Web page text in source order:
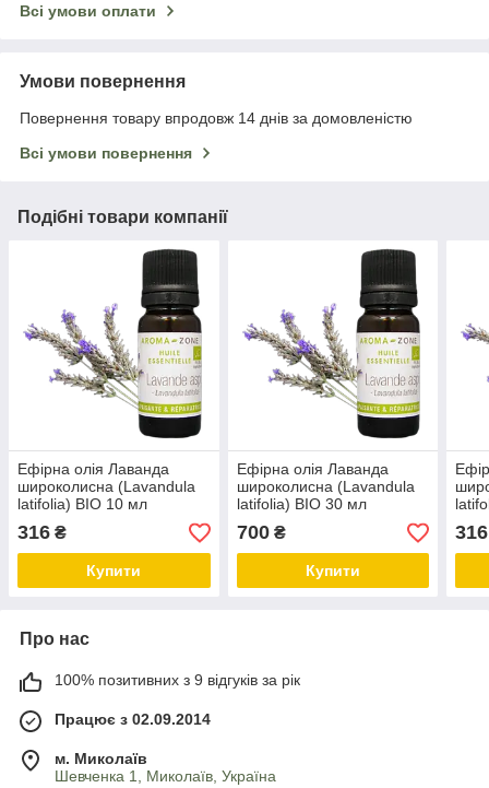
Всі умови оплати
Умови повернення
Повернення товару впродовж 14 днів за домовленістю
Всі умови повернення
Подібні товари компанії
Ефірна олія Лаванда
широколисна (Lavandula
latifolia) BIO 10 мл
316 ₴
Купити
Ефірна олія Лаванда
широколисна (Lavandula
latifolia) BIO 30 мл
700₴
Купити
316
Про нас
100% позитивних з 9 відгуків за рік
Працює з 02.09.2014
м. Миколаїв
Шевченка 1, Миколаїв, Україна